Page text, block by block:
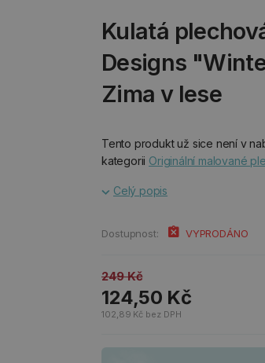
Kulatá
Designs
Zima v lese
Tento produkt už sice není v
kategorii Originální malované
Celý popis
Dostupnost: VYPRODÁNO
249 Kč
124,50 Kč
102,89 Kč bez DPH